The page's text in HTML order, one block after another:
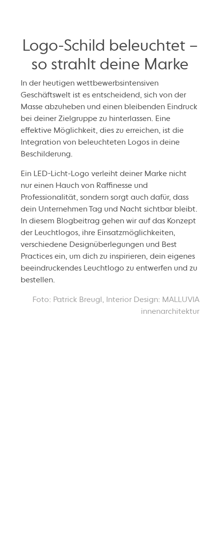
Logo-Schild beleuchtet –
so strahlt deine Marke
In der heutigen wettbewerbsintensiven
Geschäftswelt ist es entscheidend, sich von der
Masse abzuheben und einen bleibenden Eindruck
bei deiner Zielgruppe zu hinterlassen. Eine
effektive Möglichkeit, dies zu erreichen, ist die
Integration von beleuchteten Logos in deine
Beschilderung.
Ein LED-Licht-Logo verleiht deiner Marke nicht
nur einen Hauch von Raffinesse und
Professionalität, sondern sorgt auch dafür, dass
dein Unternehmen Tag und Nacht sichtbar bleibt.
In diesem Blogbeitrag gehen wir auf das Konzept
der Leuchtlogos, ihre Einsatzmöglichkeiten,
verschiedene Designüberlegungen und Best
Practices ein, um dich zu inspirieren, dein eigenes
beeindruckendes Leuchtlogo zu entwerfen und zu
bestellen.
Foto: Patrick Breugl, Interior Design: MALLUVIA
innenarchitektur